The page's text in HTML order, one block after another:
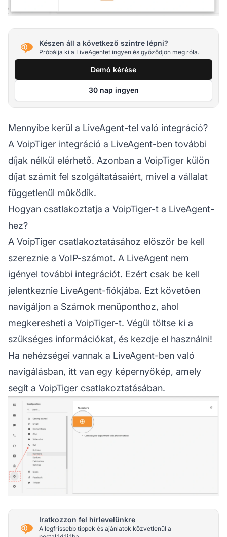
Készen áll a következő szintre lépni?
Próbálja ki a LiveAgentet ingyen és győződjön meg róla.
Demó kérése
30 nap ingyen
Mennyibe kerül a LiveAgent-tel való integráció?
A VoipTiger integráció a LiveAgent-ben további
díjak nélkül elérhető. Azonban a VoipTiger külön
díjat számít fel szolgáltatásaiért, mivel a vállalat
függetlenül működik.
Hogyan csatlakoztatja a VoipTiger-t a LiveAgent-
hez?
A VoipTiger csatlakoztatásához először be kell
szereznie a VoIP-számot. A LiveAgent nem
igényel további integrációt. Ezért csak be kell
jelentkeznie LiveAgent-fiókjába. Ezt követően
navigáljon a Számok menüponthoz, ahol
megkeresheti a VoipTiger-t. Végül töltse ki a
szükséges információkat, és kezdje el használni!
Ha nehézségei vannak a LiveAgent-ben való
navigálásban, itt van egy képernyőkép, amely
segít a VoipTiger csatlakoztatásában.
Iratkozzon fel hírlevelünkre
A legfrissebb tippek és ajánlatok közvetlenül a